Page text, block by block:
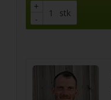
+
-
stk